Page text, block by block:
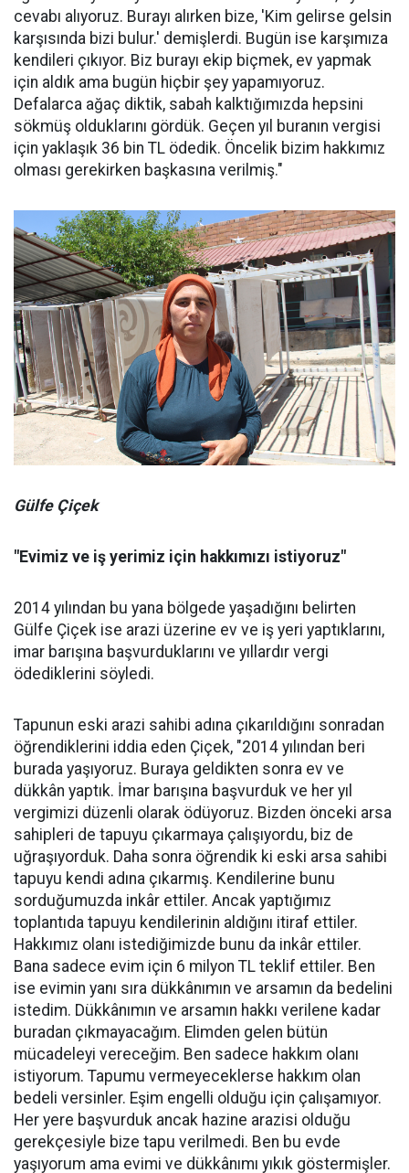
cevabı alıyoruz. Burayı alırken bize, 'Kim gelirse gelsin
karşısında bizi bulur.' demişlerdi. Bugün ise karşımıza
kendileri çıkıyor. Biz burayı ekip biçmek, ev yapmak
için aldık ama bugün hiçbir şey yapamıyoruz.
Defalarca ağaç diktik, sabah kalktığımızda hepsini
sökmüş olduklarını gördük. Geçen yıl buranın vergisi
için yaklaşık 36 bin TL ödedik. Öncelik bizim hakkımız
olması gerekirken başkasına verilmiş."
Gülfe Çiçek
"Evimiz ve iş yerimiz için hakkımızı istiyoruz"
2014 yılından bu yana bölgede yaşadığını belirten
Gülfe Çiçek ise arazi üzerine ev ve iş yeri yaptıklarını,
imar barışına başvurduklarını ve yıllardır vergi
ödediklerini söyledi.
Tapunun eski arazi sahibi adına çıkarıldığını sonradan
öğrendiklerini iddia eden Çiçek, "2014 yılından beri
burada yaşıyoruz. Buraya geldikten sonra ev ve
dükkân yaptık. İmar barışına başvurduk ve her yıl
vergimizi düzenli olarak ödüyoruz. Bizden önceki arsa
sahipleri de tapuyu çıkarmaya çalışıyordu, biz de
uğraşıyorduk. Daha sonra öğrendik ki eski arsa sahibi
tapuyu kendi adına çıkarmış. Kendilerine bunu
sorduğumuzda inkâr ettiler. Ancak yaptığımız
toplantıda tapuyu kendilerinin aldığını itiraf ettiler.
Hakkımız olanı istediğimizde bunu da inkâr ettiler.
Bana sadece evim için 6 milyon TL teklif ettiler. Ben
ise evimin yanı sıra dükkânımın ve arsamın da bedelini
istedim. Dükkânımın ve arsamın hakkı verilene kadar
buradan çıkmayacağım. Elimden gelen bütün
mücadeleyi vereceğim. Ben sadece hakkım olanı
istiyorum. Tapumu vermeyeceklerse hakkım olan
bedeli versinler. Eşim engelli olduğu için çalışamıyor.
Her yere başvurduk ancak hazine arazisi olduğu
gerekçesiyle bize tapu verilmedi. Ben bu evde
yaşıyorum ama evimi ve dükkânımı yıkık göstermişler.